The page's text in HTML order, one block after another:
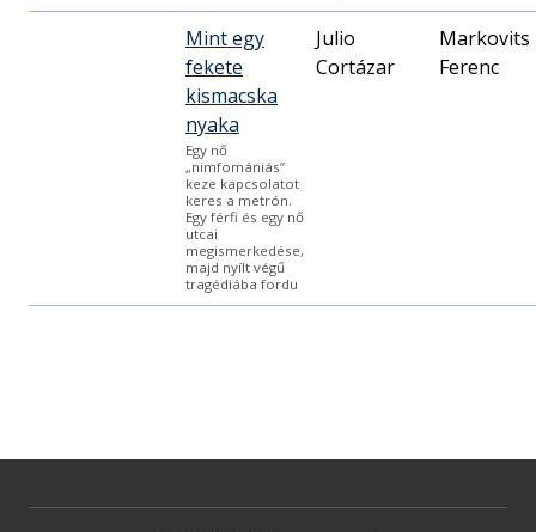
Mint egy
fekete
kismacska
nyaka
Egy nő
„nimfomániás”
keze kapcsolatot
keres a metrón.
Egy férfi és egy nő
utcai
megismerkedése,
majd nyílt végű
tragédiába fordu
Julio
Cortázar
Markovits
Ferenc